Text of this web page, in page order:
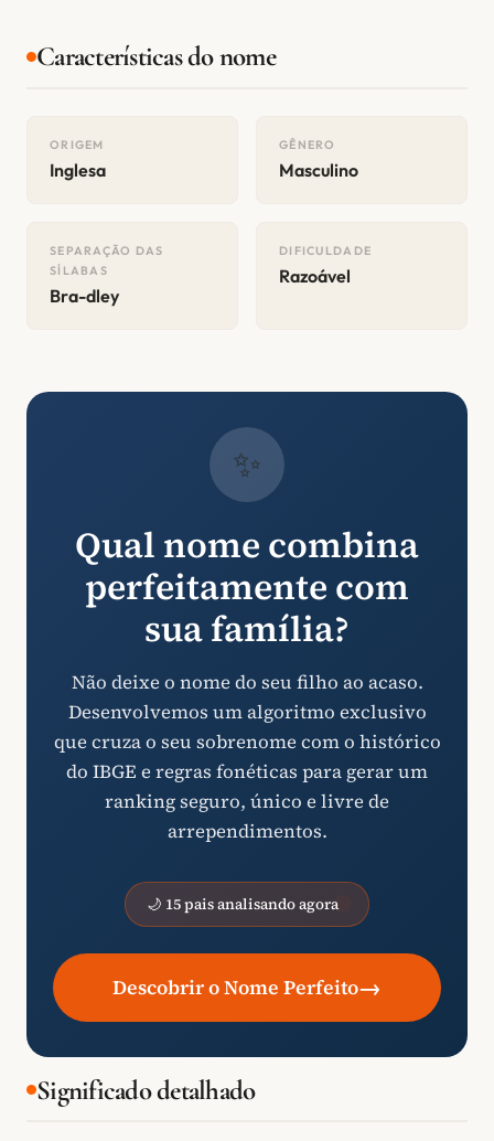
Características do nome
ORIGEM
Inglesa
GÊNERO
Masculino
SEPARAÇÃO DAS
SÍLABAS
Bra-dley
DIFICULDADE
Razoável
✨
Qual nome combina
perfeitamente com
sua família?
Não deixe o nome do seu filho ao acaso.
Desenvolvemos um algoritmo exclusivo
que cruza o seu sobrenome com o histórico
do IBGE e regras fonéticas para gerar um
ranking seguro, único e livre de
arrependimentos.
🌙 15 pais analisando agora
Descobrir o Nome Perfeito→
Significado detalhado